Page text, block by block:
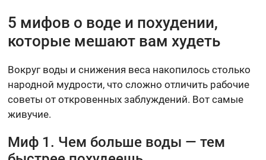
5 мифов о воде и похудении,
которые мешают вам худеть
Вокруг воды и снижения веса накопилось столько
народной мудрости, что сложно отличить рабочие
советы от откровенных заблуждений. Вот самые
живучие.
Миф 1. Чем больше воды — тем